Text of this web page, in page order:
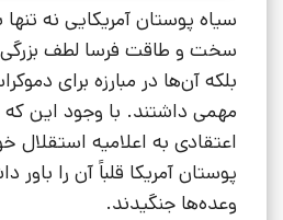
سیاه پوستان آمریکایی نه تنها
سخت و طاقت فرسا لطف بزرگی
بلکه آن‌ها در مبارزه برای
مهمی داشتند. با وجود این
اعتقادی به اعلامیه
پوستان آمریکا قلباً آن را
وعده‌ها جنگیدند.